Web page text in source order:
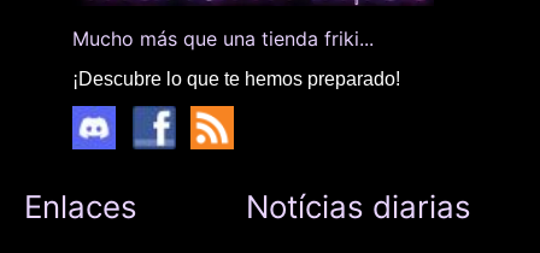
Mucho más que una tienda friki...
¡Descubre lo que te hemos preparado!
Enlaces Notícias diarias